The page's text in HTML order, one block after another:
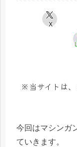
X
※当サイトは
今回はマシンガ
ていきます。